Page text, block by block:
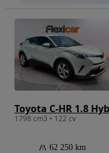
Toyota C-HR 1.8
1798 cm3 • 122 cv
62 250 km